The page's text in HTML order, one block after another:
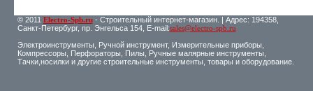
© 2011 Electro-Spb.ru- Строительный интернет-магазин. | Адрес: 194358,
Санкт-Петербург, пр. Энгельса 154, E-mail:sales@electro-spb.ru
Электроинструменты, Ручной инструмент, Измерительные приборы,
Компрессоры, Перфораторы, Пилы, Ручные малярные инструменты,
Тачки,носилки и другие строительные инструменты, товары и оборудование.